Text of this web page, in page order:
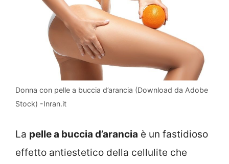
Donna con pelle a buccia d’arancia (Download da Adobe
Stock) -Inran.it
La pelle a buccia d’arancia è un fastidioso
effetto antiestetico della cellulite che